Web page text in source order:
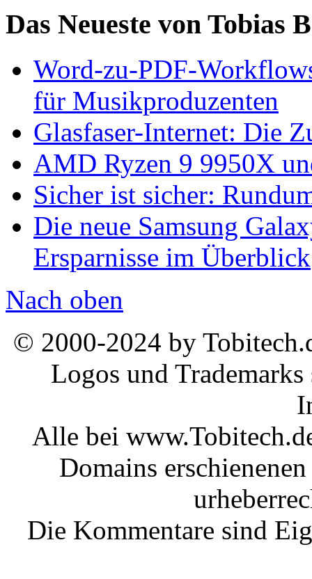
Das Neueste von Tobias
Word-zu-PDF-
für Musikproduzenten
Glasfaser-Internet: Die
AMD Ryzen 9 9950X
Sicher ist sicher:
Die neue Samsung
Ersparnisse im Überblick
Nach oben
© 2000-2024 by
Logos und
Alle bei
Domains
Die Kommentare sind